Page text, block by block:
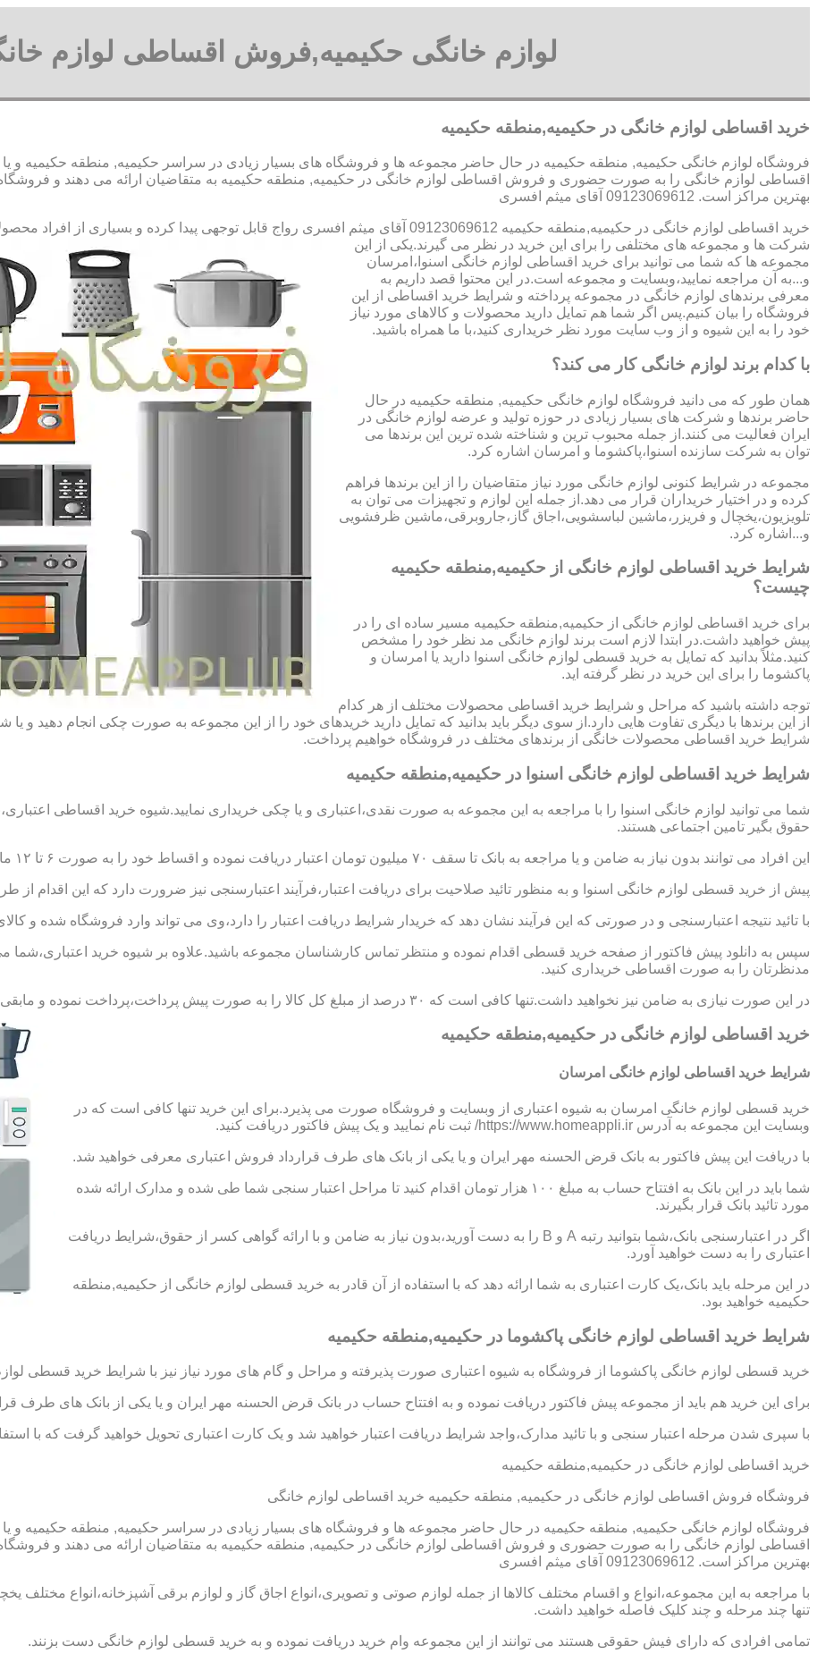
لوازم خانگی حکیمیه,فروش اقساطی لوازم
خرید اقساطی لوازم خانگی در حکیمیه,منطقه حکیمیه
فروشگاه لوازم خانگی حکیمیه, منطقه حکیمیه در حال حاضر مجموعه ها و فروشگاه های بسیار زیادی در سراسر حکیمیه, منطقه حکیمیه و
اقساطی لوازم خانگی را به صورت حضوری و فروش اقساطی لوازم خانگی در حکیمیه, منطقه حکیمیه به متقاضیان ارائه می دهند و
بهترین مراکز است. 09123069612 آقای میثم افسری
خرید اقساطی لوازم خانگی در حکیمیه,منطقه حکیمیه 09123069612 آقای میثم افسری
رواج قابل توجهی پیدا کرده و بسیاری از افراد
شرکت ها و مجموعه های مختلفی را برای این خرید در نظر می گیرند.یکی از این
مجموعه ها که شما می توانید برای خرید اقساطی لوازم خانگی اسنوا،امرسان
و...به آن مراجعه نمایید،وبسایت و مجموعه است.در این محتوا قصد داریم به
معرفی برندهای لوازم خانگی در مجموعه پرداخته و شرایط خرید اقساطی از این
فروشگاه را بیان کنیم.پس اگر شما هم تمایل دارید محصولات و کالاهای مورد نیاز
خود را به این شیوه و از وب سایت مورد نظر خریداری کنید،با ما همراه باشید.
با کدام برند لوازم خانگی کار می کند؟
همان طور که می دانید فروشگاه لوازم خانگی حکیمیه, منطقه حکیمیه در حال
حاضر برندها و شرکت های بسیار زیادی در حوزه تولید و عرضه لوازم خانگی در
ایران فعالیت می کنند.از جمله محبوب ترین و شناخته شده ترین این برندها می
توان به شرکت سازنده اسنوا،پاکشوما و امرسان اشاره کرد.
مجموعه در شرایط کنونی لوازم خانگی مورد نیاز متقاضیان را از این برندها فراهم
کرده و در اختیار خریداران قرار می دهد.از جمله این لوازم و تجهیزات می توان به
تلویزیون،یخچال و فریزر،ماشین لباسشویی،اجاق گاز،جاروبرقی،ماشین ظرفشویی
و...اشاره کرد.
شرایط خرید اقساطی لوازم خانگی از حکیمیه,منطقه حکیمیه
چیست؟
برای خرید اقساطی لوازم خانگی از حکیمیه,منطقه حکیمیه مسیر ساده ای را در
پیش خواهید داشت.در ابتدا لازم است برند لوازم خانگی مد نظر خود را مشخص
کنید.مثلاً بدانید که تمایل به خرید قسطی لوازم خانگی اسنوا دارید یا امرسان و
پاکشوما را برای این خرید در نظر گرفته اید.
توجه داشته باشید که مراحل و شرایط خرید اقساطی محصولات مختلف از هر کدام
از این برندها با دیگری تفاوت هایی دارد.از سوی دیگر باید بدانید که تمایل دارید خریدهای خود را از این مجموعه به صورت چکی انجام دهید و
شرایط خرید اقساطی محصولات خانگی از برندهای مختلف در فروشگاه خواهیم پرداخت.
شرایط خرید اقساطی لوازم خانگی اسنوا در حکیمیه,منطقه حکیمیه
شما می توانید لوازم خانگی اسنوا را با مراجعه به این مجموعه به صورت نقدی،اعتباری و یا چکی خریداری نمایید.شیوه خرید اقساطی
حقوق بگیر تامین اجتماعی هستند.
این افراد می توانند بدون نیاز به ضامن و یا مراجعه به بانک تا سقف ۷۰ میلیون تومان اعتبار دریافت نموده و اقساط خود را به صورت ۶ تا ۱۲ ماهه پرداخت نمایند.
پیش از خرید قسطی لوازم خانگی اسنوا و به منظور تائید صلاحیت برای دریافت اعتبار،فرآیند اعتبارسنجی نیز ضرورت دارد که این اقدام از
با تائید نتیجه اعتبارسنجی و در صورتی که این فرآیند نشان دهد که خریدار شرایط دریافت اعتبار را دارد،وی می تواند وارد فروشگاه شده و
سپس به دانلود پیش فاکتور از صفحه خرید قسطی اقدام نموده و منتظر تماس کارشناسان مجموعه باشید.علاوه بر شیوه خرید اعتباری،شما می
مدنظرتان را به صورت اقساطی خریداری کنید.
در این صورت نیازی به ضامن نیز نخواهید داشت.تنها کافی است که ۳۰ درصد از مبلغ کل کالا را به صورت پیش پرداخت،پرداخت نموده و مابقی مبلغ را در اقساط ؟،؟؟ و یا ؟؟ ماهه بپردازید.
خرید اقساطی لوازم خانگی در حکیمیه,منطقه حکیمیه
شرایط خرید اقساطی لوازم خانگی امرسان
خرید قسطی لوازم خانگی امرسان به شیوه اعتباری از وبسایت و فروشگاه صورت می پذیرد.برای این خرید تنها کافی است که در
وبسایت این مجموعه به آدرس https://www.homeappli.ir/ ثبت نام نمایید و یک پیش فاکتور دریافت کنید.
با دریافت این پیش فاکتور به بانک قرض الحسنه مهر ایران و یا یکی از بانک های طرف قرارداد فروش اعتباری معرفی خواهید شد.
شما باید در این بانک به افتتاح حساب به مبلغ ۱۰۰ هزار تومان اقدام کنید تا مراحل اعتبار سنجی شما طی شده و مدارک ارائه شده
مورد تائید بانک قرار بگیرند.
اگر در اعتبارسنجی بانک،شما بتوانید رتبه A و B را به دست آورید،بدون نیاز به ضامن و با ارائه گواهی کسر از حقوق،شرایط دریافت
اعتباری را به دست خواهید آورد.
در این مرحله باید بانک،یک کارت اعتباری به شما ارائه دهد که با استفاده از آن قادر به خرید قسطی لوازم خانگی از حکیمیه,منطقه
حکیمیه خواهید بود.
شرایط خرید اقساطی لوازم خانگی پاکشوما در حکیمیه,منطقه حکیمیه
خرید قسطی لوازم خانگی پاکشوما از فروشگاه به شیوه اعتباری صورت پذیرفته و مراحل و گام های مورد نیاز نیز با شرایط خرید قسطی
برای این خرید هم باید از مجموعه پیش فاکتور دریافت نموده و به افتتاح حساب در بانک قرض الحسنه مهر ایران و یا یکی از بانک های طرف
با سپری شدن مرحله اعتبار سنجی و با تائید مدارک،واجد شرایط دریافت اعتبار خواهید شد و یک کارت اعتباری تحویل خواهید گرفت که با
خرید اقساطی لوازم خانگی در حکیمیه,منطقه حکیمیه
فروشگاه فروش اقساطی لوازم خانگی در حکیمیه, منطقه حکیمیه خرید اقساطی لوازم خانگی
فروشگاه لوازم خانگی حکیمیه, منطقه حکیمیه در حال حاضر مجموعه ها و فروشگاه های بسیار زیادی در سراسر حکیمیه, منطقه حکیمیه و
اقساطی لوازم خانگی را به صورت حضوری و فروش اقساطی لوازم خانگی در حکیمیه, منطقه حکیمیه به متقاضیان ارائه می دهند و
بهترین مراکز است. 09123069612 آقای میثم افسری
با مراجعه به این مجموعه،انواع و اقسام مختلف کالاها از جمله لوازم صوتی و تصویری،انواع اجاق گاز و لوازم برقی آشپزخانه،انواع مختلف
تنها چند مرحله و چند کلیک فاصله خواهید داشت.
تمامی افرادی که دارای فیش حقوقی هستند می توانند از این مجموعه وام خرید دریافت نموده و به خرید قسطی لوازم خانگی دست بزنند.